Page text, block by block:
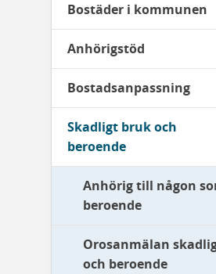
Bostäder i kommunen
Anhörigstöd
Bostadsanpassning
Skadligt bruk och
beroende
Anhörig till någon
beroende
Orosanmälan
och beroende